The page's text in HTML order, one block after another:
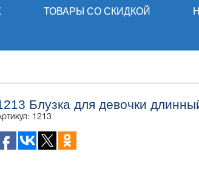
ТОВАРЫ СО СКИДКОЙ
Блузка для девочки
1213